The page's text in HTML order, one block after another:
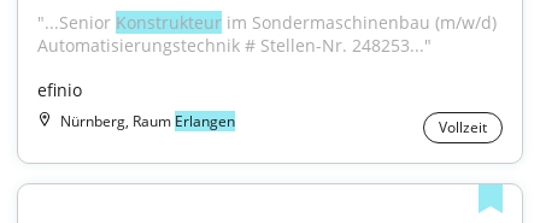
"...Senior Konstrukteur im Sondermaschinenbau (m/w/d)
Automatisierungstechnik # Stellen-Nr. 248253..."
efinio
Nürnberg, Raum Erlangen Vollzeit